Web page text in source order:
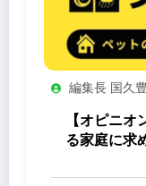
編集長 国久
【オピニ
る家庭に求